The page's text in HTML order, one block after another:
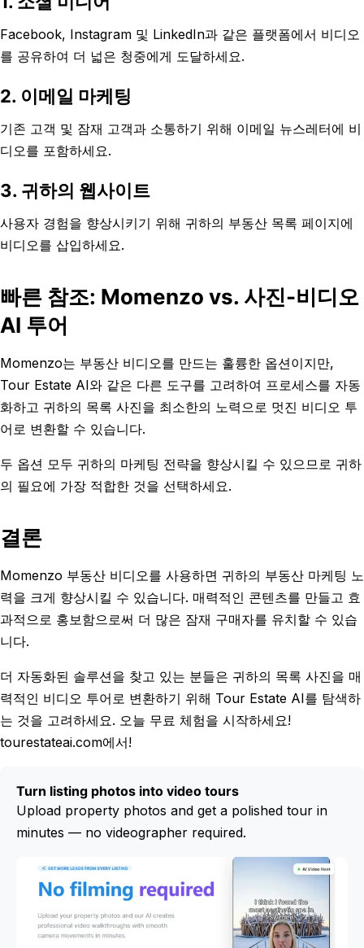
Facebook, Instagram 및 LinkedIn과 같은 플랫폼에서 비디오
를 공유하여 더 넓은 청중에게 도달하세요.
2. 이메일 마케팅
기존 고객 및 잠재 고객과 소통하기 위해 이메일 뉴스레터에 비
디오를 포함하세요.
3. 귀하의 웹사이트
사용자 경험을 향상시키기 위해 귀하의 부동산 목록 페이지에
비디오를 삽입하세요.
빠른 참조: Momenzo vs. 사진-비디오
AI 투어
Momenzo는 부동산 비디오를 만드는 훌륭한 옵션이지만,
Tour Estate AI와 같은 다른 도구를 고려하여 프로세스를 자동
화하고 귀하의 목록 사진을 최소한의 노력으로 멋진 비디오 투
어로 변환할 수 있습니다.
두 옵션 모두 귀하의 마케팅 전략을 향상시킬 수 있으므로 귀하
의 필요에 가장 적합한 것을 선택하세요.
결론
Momenzo 부동산 비디오를 사용하면 귀하의 부동산 마케팅 노
력을 크게 향상시킬 수 있습니다. 매력적인 콘텐츠를 만들고 효
과적으로 홍보함으로써 더 많은 잠재 구매자를 유치할 수 있습
니다.
더 자동화된 솔루션을 찾고 있는 분들은 귀하의 목록 사진을 매
력적인 비디오 투어로 변환하기 위해 Tour Estate AI를 탐색하
는 것을 고려하세요. 오늘 무료 체험을 시작하세요!
tourestateai.com에서!
Turn listing photos into video tours
Upload property photos and get a polished tour in
minutes — no videographer required.